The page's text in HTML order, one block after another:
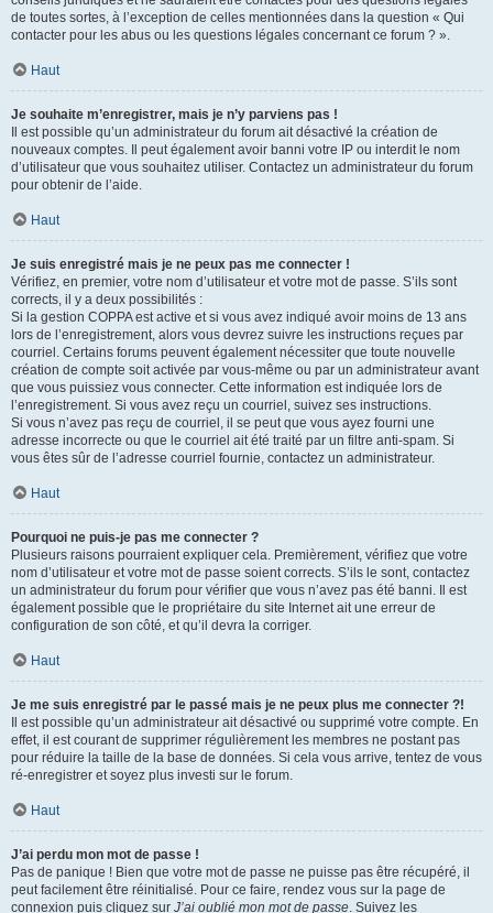
de toutes sortes, à l’exception de celles mentionnées dans la question « Qui
contacter pour les abus ou les questions légales concernant ce forum ? ».
Haut
Je souhaite m’enregistrer, mais je n’y parviens pas !
Il est possible qu’un administrateur du forum ait désactivé la création de
nouveaux comptes. Il peut également avoir banni votre IP ou interdit le nom
d’utilisateur que vous souhaitez utiliser. Contactez un administrateur du forum
pour obtenir de l’aide.
Haut
Je suis enregistré mais je ne peux pas me connecter !
Vérifiez, en premier, votre nom d’utilisateur et votre mot de passe. S’ils sont
corrects, il y a deux possibilités :
Si la gestion COPPA est active et si vous avez indiqué avoir moins de 13 ans
lors de l’enregistrement, alors vous devrez suivre les instructions reçues par
courriel. Certains forums peuvent également nécessiter que toute nouvelle
création de compte soit activée par vous-même ou par un administrateur avant
que vous puissiez vous connecter. Cette information est indiquée lors de
l’enregistrement. Si vous avez reçu un courriel, suivez ses instructions.
Si vous n’avez pas reçu de courriel, il se peut que vous ayez fourni une
adresse incorrecte ou que le courriel ait été traité par un filtre anti-spam. Si
vous êtes sûr de l’adresse courriel fournie, contactez un administrateur.
Haut
Pourquoi ne puis-je pas me connecter ?
Plusieurs raisons pourraient expliquer cela. Premièrement, vérifiez que votre
nom d’utilisateur et votre mot de passe soient corrects. S’ils le sont, contactez
un administrateur du forum pour vérifier que vous n’avez pas été banni. Il est
également possible que le propriétaire du site Internet ait une erreur de
configuration de son côté, et qu’il devra la corriger.
Haut
Je me suis enregistré par le passé mais je ne peux plus me connecter ?!
Il est possible qu’un administrateur ait désactivé ou supprimé votre compte. En
effet, il est courant de supprimer régulièrement les membres ne postant pas
pour réduire la taille de la base de données. Si cela vous arrive, tentez de vous
ré-enregistrer et soyez plus investi sur le forum.
Haut
J’ai perdu mon mot de passe !
Pas de panique ! Bien que votre mot de passe ne puisse pas être récupéré, il
peut facilement être réinitialisé. Pour ce faire, rendez vous sur la page de
connexion puis cliquez sur J’ai oublié mon mot de passe. Suivez les